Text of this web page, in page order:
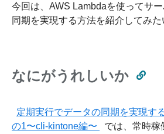
今回は、AWS Lambdaを使ってサ
同期を実現する方法を紹介してみた
なにがうれしいか
定期実行でデータの同期を実現す
の1〜cli-kintone編〜
では、常時稼